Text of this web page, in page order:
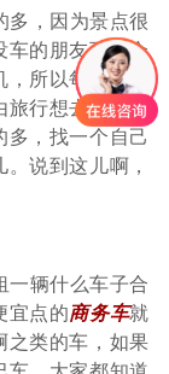
多，因为景点很
车的朋友可以合
所以每到放假
旅行想去哪儿就
多，找一个自己
说到这儿啊，
一辆什么车子合
宜点的商务车就
之类的车，如果